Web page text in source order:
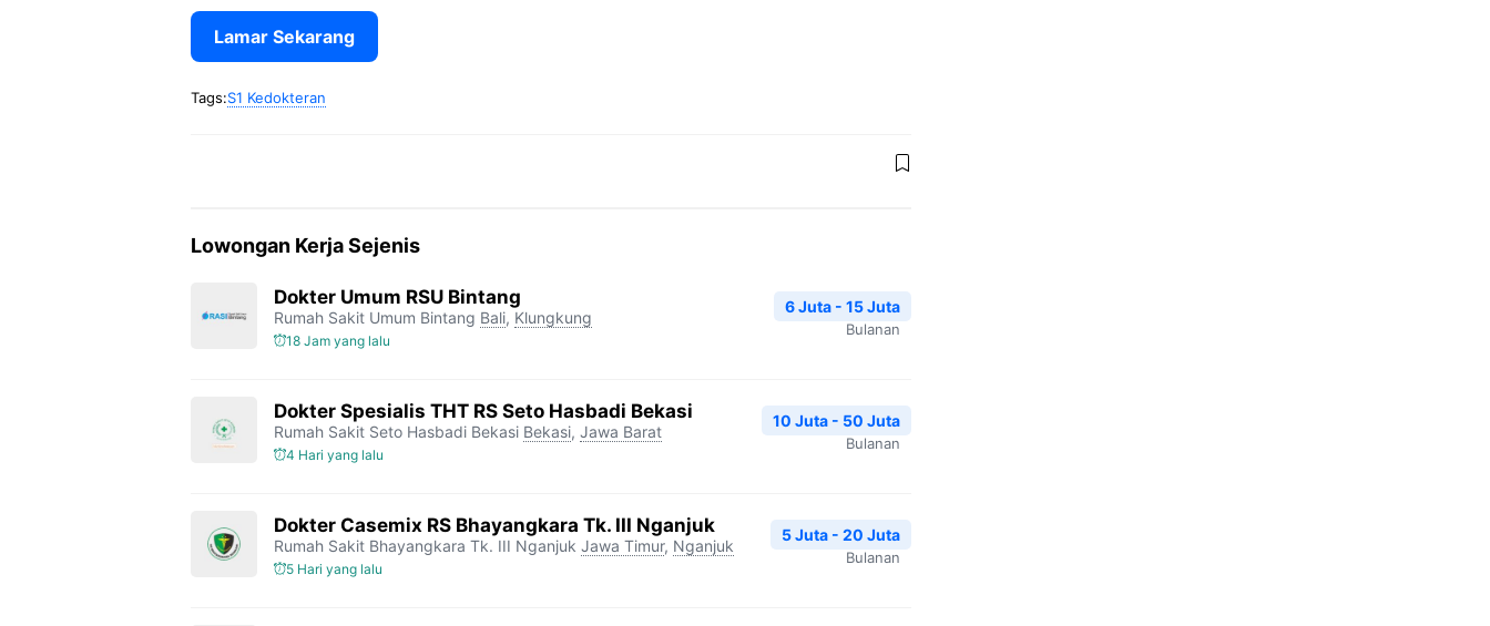
Lamar Sekarang
Tags:S1 Kedokteran
Lowongan Kerja Sejenis
Dokter Umum RSU Bintang
Rumah Sakit Umum Bintang Bali, Klungkung
18 Jam yang lalu
6 Juta - 15 Juta
Bulanan
Dokter Spesialis THT RS Seto Hasbadi Bekasi
Rumah Sakit Seto Hasbadi Bekasi Bekasi, Jawa Barat
4 Hari yang lalu
10 Juta - 50 Juta
Bulanan
Dokter Casemix RS Bhayangkara Tk. III Nganjuk
Rumah Sakit Bhayangkara Tk. III Nganjuk Jawa Timur, Nganjuk
5 Hari yang lalu
5 Juta - 20 Juta
Bulanan